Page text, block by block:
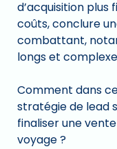
d’acquisition
coûts, conclure
combattant,
longs et
Comment dans
stratégie de lead
finaliser une
voyage ?